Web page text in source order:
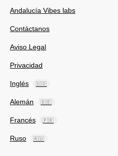
Andalucía Vibes labs
Contáctanos
Aviso Legal
Privacidad
Inglés 🇺🇸
Alemán 🇩🇪
Francés 🇫🇷
Ruso 🇷🇺